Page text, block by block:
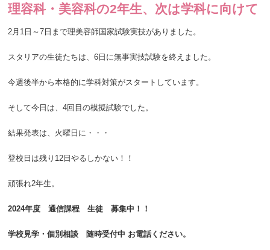
理容科・美容科の2年生、次は学科に向けて
2月1日～7日まで理美容師国家試験実技がありました。
スタリアの生徒たちは、6日に無事実技試験を終えました。
今週後半から本格的に学科対策がスタートしています。
そして今日は、4回目の模擬試験でした。
結果発表は、火曜日に・・・
登校日は残り12日やるしかない！！
頑張れ2年生。
2024年度 通信課程 生徒 募集中！！
学校見学・個別相談 随時受付中 お電話ください。